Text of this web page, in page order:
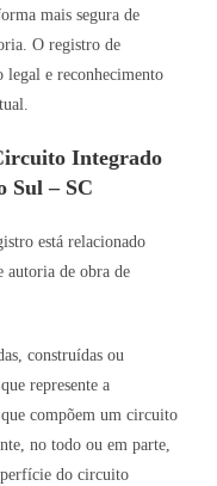
mais segura de
O registro de
legal e reconhecimento
Integrado
Sul – SC
está relacionado
autoria de obra de
construídas ou
represente a
compõem um circuito
no todo ou em parte,
do circuito